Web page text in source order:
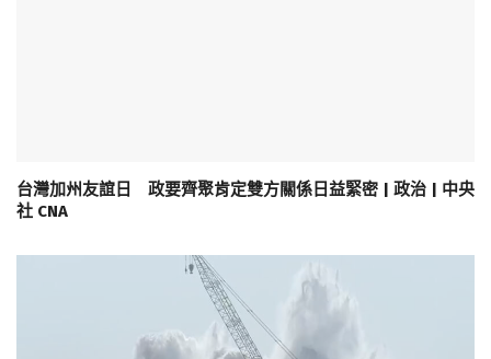
台灣加州友誼日 政要齊聚肯定雙方關係日益緊密 | 政治 | 中央
社 CNA